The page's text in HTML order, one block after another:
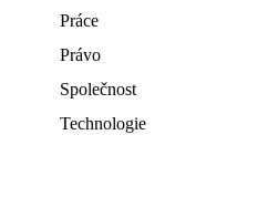
Práce
Právo
Společnost
Technologie